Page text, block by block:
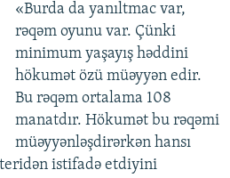
«Burda da yanıltmac var,
rəqəm oyunu var. Çünki
minimum yaşayış həddini
hökumət özü müəyyən edir.
Bu rəqəm ortalama 108
manatdır. Hökumət bu rəqəmi
müəyyənləşdirərkən hansı
istifadə etdiyini